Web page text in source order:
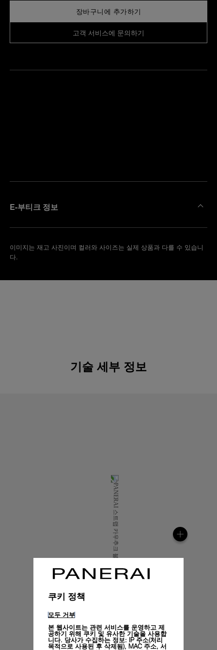
장바구니에 추가하기
고객 서비스에 문의하기
E-부티크 정보
이미지는 재고 사진이며 컬러와 사이즈는 실제 상품과 다를 수 있습니
다.
기술 세부 정보
쿠키 정책
모두 거부
본 웹사이트는 관련 서비스를 운영하고 제
공하기 위해 쿠키 및 유사한 기술을 사용합
니다. 당사가 수집하는 정보: IP 주소(처리
목적으로 사용된 후 삭제됨), MAC 주소, 서